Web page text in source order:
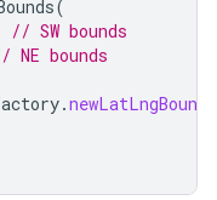
(
// SW bounds
NE bounds
.newLatLngBounds